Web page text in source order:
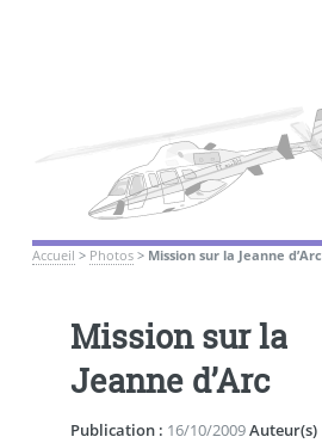
Accueil > Photos> Mission sur la Jeanne d’Arc
Mission sur la
Jeanne d’Arc
Publication : 16/10/2009Auteur(s)